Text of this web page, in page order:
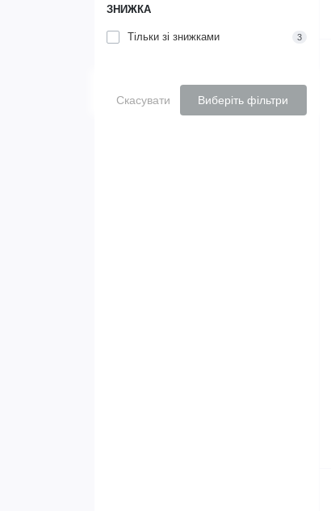
ЗНИЖКА
Тільки зі знижками 3
Скасувати Виберіть фільтри